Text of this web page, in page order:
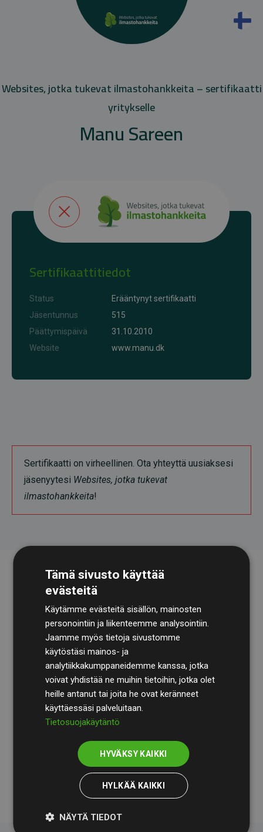
Websites, jotka tukevat ilmastohankkeita – sertifikaatti
yritykselle
Manu Sareen
Sertifikaattitiedot
Status
Erääntynyt sertifikaatti
Jäsentunnus
515
Päättymispäivä
31.10.2010
Website
www.manu.dk
Sertifikaatti on virheellinen. Ota yhteyttä uusiaksesi
jäsenyytesi Websites, jotka tukevat
ilmastohankkeita!
TilintarkastusyhtiöBDOkäy säännöllisesti läpi
laskelmamme ja menetelmämme varmistaakseen
läpinäkyvyyden ja luotettavuuden.
Heidän tarkastuksensa osoittavat, että investoinnit
ilmastohankkeisiin kompensoivat keskimäärin
arvioiduista CO₂-päästöistä
jäsenverkkosivustoilla –
selkeä todiste toimintatapamme todellisesta
Tämä sivusto käyttää
evästeitä
Käytämme evästeitä sisällön, mainosten
personointiin ja liikenteemme analysointiin.
Jaamme myös tietoja sivustomme
käytöstäsi mainos- ja
analytiikkakumppaneidemme kanssa, jotka
voivat yhdistää ne muihin tietoihin, jotka olet
heille antanut tai joita he ovat keränneet
käyttäessäsi palveluitaan.
Tietosuojakäytäntö
HYVÄKSY KAIKKI
HYLKÄÄ KAIKKI
NÄYTÄ TIEDOT